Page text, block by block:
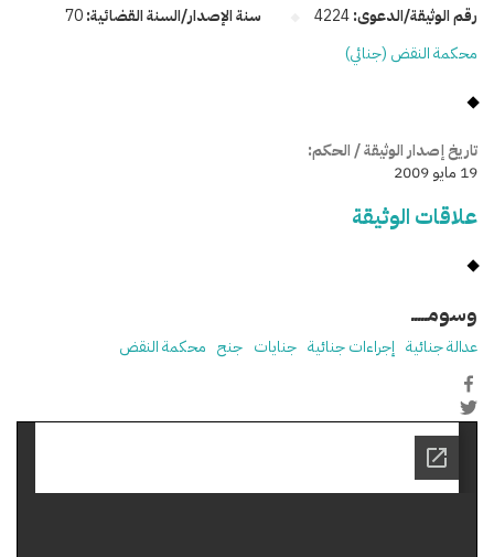
رقم الوثيقة/الدعوى:4224 سنة الإصدار/السنة القضائية:70
محكمة النقض (جنائي)
تاريخ إصدار الوثيقة / الحكم:
19 مايو 2009
علاقات الوثيقة
وسومـــــ
عدالة جنائية إجراءات جنائية جنايات جنح محكمة النقض